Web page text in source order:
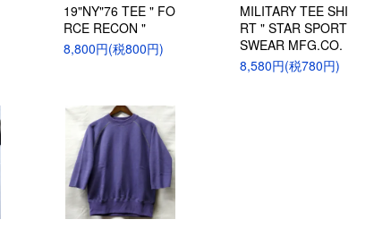
19"NY"76 TEE " FO
RCE RECON "
8,800円(税800円)
MILITARY TEE SHI
RT " STAR SPORT
SWEAR MFG.CO.
8,580円(税780円)